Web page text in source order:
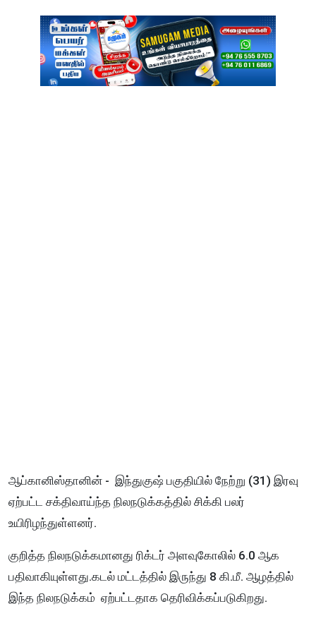
ஆப்கானிஸ்தானின் - இந்துகுஷ் பகுதியில் நேற்று (31) இரவு
ஏற்பட்ட சக்திவாய்ந்த நிலநடுக்கத்தில் சிக்கி பலர்
உயிரிழந்துள்ளனர்.
குறித்த நிலநடுக்கமானது ரிக்டர் அளவுகோலில் 6.0 ஆக
பதிவாகியுள்ளது.கடல் மட்டத்தில் இருந்து 8 கி.மீ. ஆழத்தில்
இந்த நிலநடுக்கம் ஏற்பட்டதாக தெரிவிக்கப்படுகிறது.